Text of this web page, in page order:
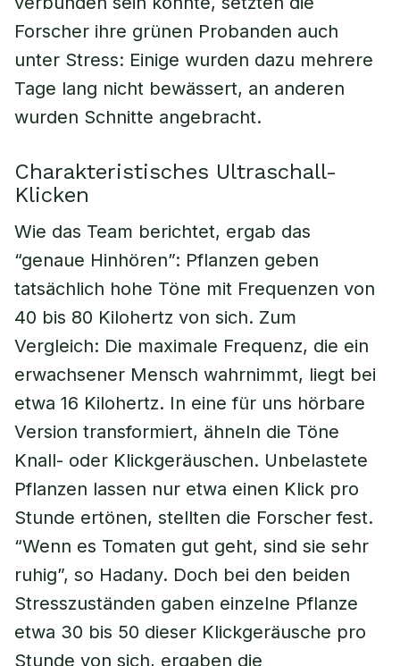
Forscher ihre grünen Probanden auch
unter Stress: Einige wurden dazu mehrere
Tage lang nicht bewässert, an anderen
wurden Schnitte angebracht.
Charakteristisches Ultraschall-
Klicken
Wie das Team berichtet, ergab das
“genaue Hinhören”: Pflanzen geben
tatsächlich hohe Töne mit Frequenzen von
40 bis 80 Kilohertz von sich. Zum
Vergleich: Die maximale Frequenz, die ein
erwachsener Mensch wahrnimmt, liegt bei
etwa 16 Kilohertz. In eine für uns hörbare
Version transformiert, ähneln die Töne
Knall- oder Klickgeräuschen. Unbelastete
Pflanzen lassen nur etwa einen Klick pro
Stunde ertönen, stellten die Forscher fest.
“Wenn es Tomaten gut geht, sind sie sehr
ruhig”, so Hadany. Doch bei den beiden
Stresszuständen gaben einzelne Pflanze
etwa 30 bis 50 dieser Klickgeräusche pro
Stunde von sich, ergaben die